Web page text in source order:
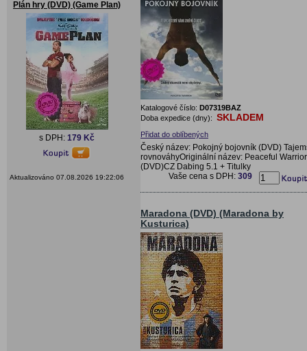
Plán hry (DVD) (Game Plan)
s DPH: 179 Kč
Aktualizováno 07.08.2026 19:22:06
Katalogové číslo: D07319BAZ
Doba expedice (dny): SKLADEM
Přidat do oblíbených
Český název: Pokojný bojovník (DVD)
rovnováhyOriginální název: Peaceful Warrior
(DVD)CZ Dabing 5.1 + Titulky
Vaše cena s DPH: 309
Maradona (DVD) (Maradona by
Kusturica)